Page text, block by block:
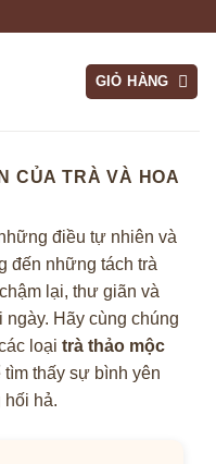
GIỎ HÀNG
CỦA TRÀ VÀ HOA
điều tự nhiên và
đến những tách trà
lại, thư giãn và
ngày. Hãy cùng chúng
loại trà thảo mộc
tìm thấy sự bình yên
hả.